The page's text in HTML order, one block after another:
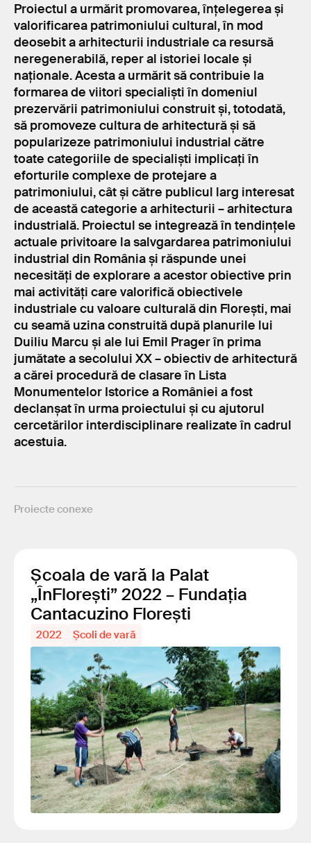
Proiectul a urmărit promovarea, înțelegerea și
valorificarea patrimoniului cultural, în mod
deosebit a arhitecturii industriale ca resursă
neregenerabilă, reper al istoriei locale și
naționale. Acesta a urmărit să contribuie la
formarea de viitori specialiști în domeniul
prezervării patrimoniului construit și, totodată,
să promoveze cultura de arhitectură și să
popularizeze patrimoniului industrial către
toate categoriile de specialiști implicați în
eforturile complexe de protejare a
patrimoniului, cât și către publicul larg interesat
de această categorie a arhitecturii – arhitectura
industrială. Proiectul se integrează în tendințele
actuale privitoare la salvgardarea patrimoniului
industrial din România și răspunde unei
necesități de explorare a acestor obiective prin
mai activități care valorifică obiectivele
industriale cu valoare culturală din Florești, mai
cu seamă uzina construită după planurile lui
Duiliu Marcu și ale lui Emil Prager în prima
jumătate a secolului XX – obiectiv de arhitectură
a cărei procedură de clasare în Lista
Monumentelor Istorice a României a fost
declanșat în urma proiectului și cu ajutorul
cercetărilor interdisciplinare realizate în cadrul
acestuia.
Proiecte conexe
Școala de vară la Palat
„ÎnFlorești” 2022 – Fundația
Cantacuzino Florești
2022 Școli de vară